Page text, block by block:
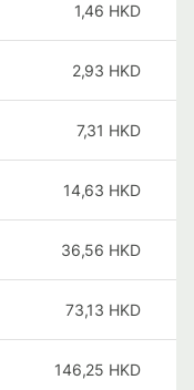
1,46 HKD
2,93 HKD
7,31 HKD
14,63 HKD
36,56 HKD
73,13 HKD
146,25 HKD